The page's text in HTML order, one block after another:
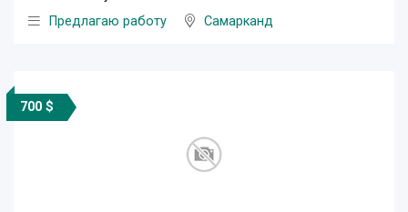
Предлагаю работу
Самарканд
700 $